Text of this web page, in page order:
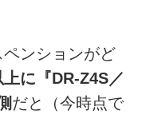
ンションがど
に『DR-Z4S／
だと（今時点で